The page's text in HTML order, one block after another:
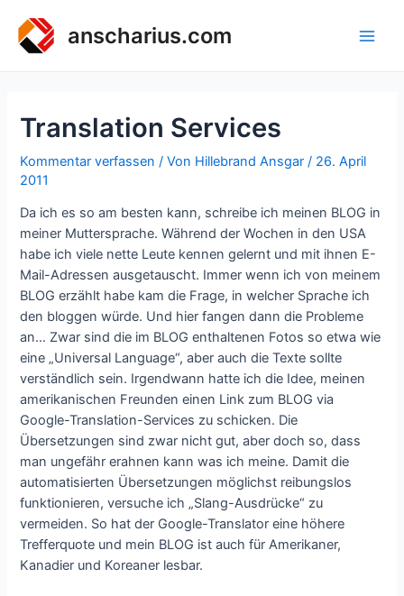
Inhalt
springen
anscharius.com
Translation Services
Kommentar verfassen / Von Hillebrand Ansgar / 26. April
2011
Da ich es so am besten kann, schreibe ich meinen BLOG in
meiner Muttersprache. Während der Wochen in den USA
habe ich viele nette Leute kennen gelernt und mit ihnen E-
Mail-Adressen ausgetauscht. Immer wenn ich von meinem
BLOG erzählt habe kam die Frage, in welcher Sprache ich
den bloggen würde. Und hier fangen dann die Probleme
an… Zwar sind die im BLOG enthaltenen Fotos so etwa wie
eine „Universal Language“, aber auch die Texte sollte
verständlich sein. Irgendwann hatte ich die Idee, meinen
amerikanischen Freunden einen Link zum BLOG via
Google-Translation-Services zu schicken. Die
Übersetzungen sind zwar nicht gut, aber doch so, dass
man ungefähr erahnen kann was ich meine. Damit die
automatisierten Übersetzungen möglichst reibungslos
funktionieren, versuche ich „Slang-Ausdrücke“ zu
vermeiden. So hat der Google-Translator eine höhere
Trefferquote und mein BLOG ist auch für Amerikaner,
Kanadier und Koreaner lesbar.